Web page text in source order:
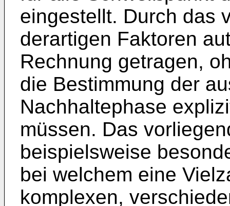
eingestellt. Durch das
derartigen Faktoren
Rechnung getragen,
die Bestimmung der
Nachhaltephase
müssen. Das
beispielsweise
bei welchem eine
komplexen,